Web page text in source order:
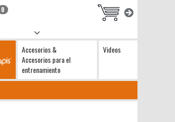
0
Accesorios &
Accesorios para el
entrenamiento
Videos